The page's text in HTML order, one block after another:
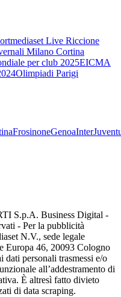
Live Riccione
Milano Cortina
per club 2025EICMA
Olimpiadi Parigi
FrosinoneGenoaInter
S.p.A. Business Digital -
- Per la pubblicità
N.V., sede legale
Europa 46, 20093 Cologno
dati personali trasmessi e/o
all’addestramento di
È altresì fatto divieto
di data scraping.